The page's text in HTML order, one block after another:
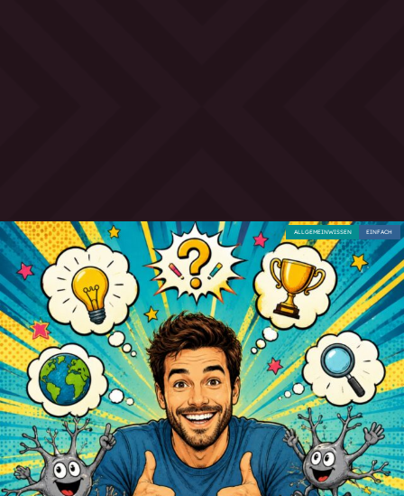
EINFACH
ALLGEMEINWISSEN